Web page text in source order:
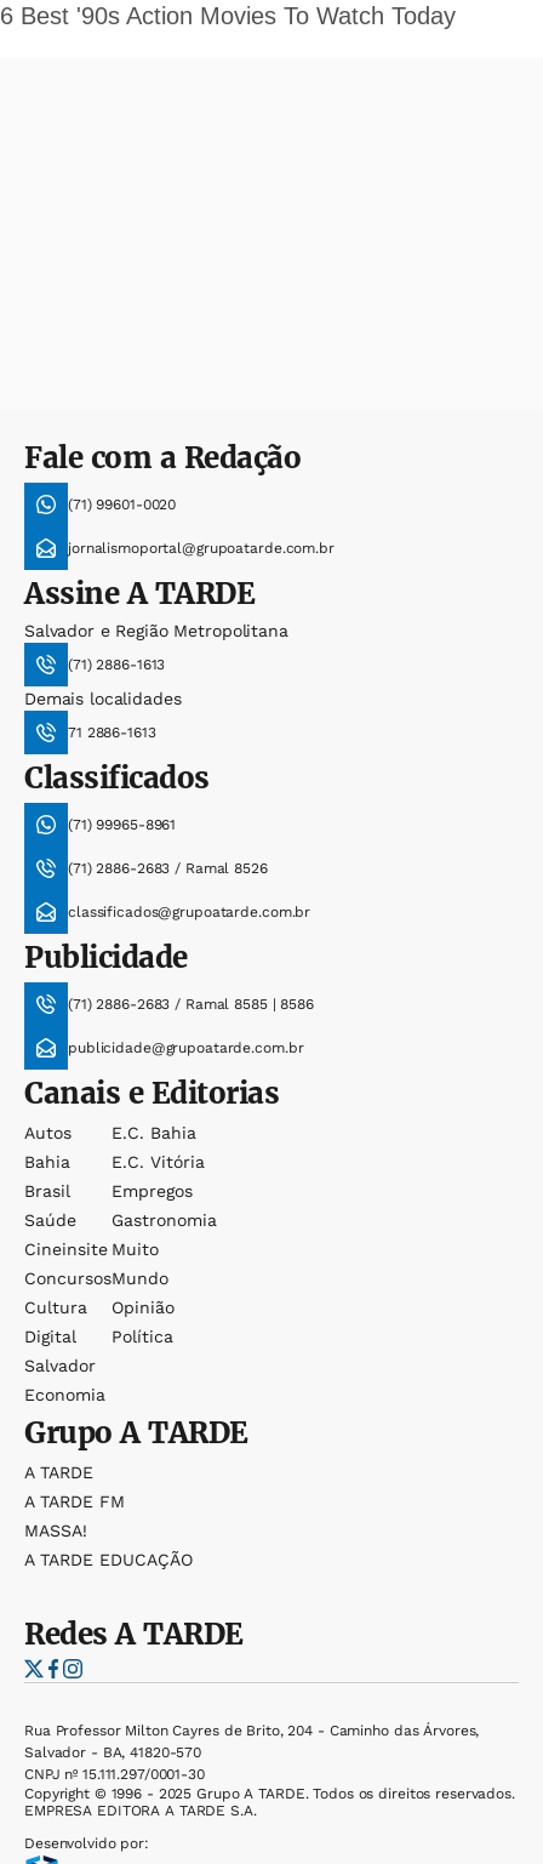
Fale com a Redação
(71) 99601-0020
jornalismoportal@grupoatarde.com.br
AssineA TARDE
Salvador e Região Metropolitana
(71) 2886-1613
Demais localidades
71 2886-1613
Classificados
(71) 99965-8961
(71) 2886-2683 / Ramal 8526
classificados@grupoatarde.com.br
Publicidade
(71) 2886-2683 / Ramal 8585 | 8586
publicidade@grupoatarde.com.br
Canais e Editorias
Autos
Bahia
Brasil
Saúde
Cineinsite
Concursos
Cultura
Digital
Salvador
Economia
E.c. Bahia
E.c. Vitória
Empregos
Gastronomia
Muito
Mundo
Opinião
Política
GrupoA TARDE
A TARDE
A TARDE FM
MASSA!
A TARDE EDUCAÇÃO
RedesA TARDE
Rua Professor Milton Cayres de Brito, 204 - Caminho das Árvores,
Salvador - BA, 41820-570
CNPJ nº 15.111.297/0001-30
Copyright © 1996 - 2025 Grupo A TARDE. Todos os direitos reservados.
EMPRESA EDITORA A TARDE S.A.
Desenvolvido por: